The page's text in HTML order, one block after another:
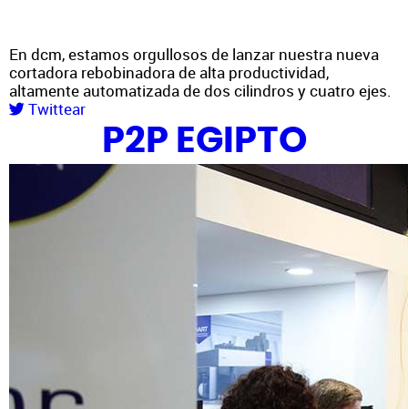
En dcm, estamos orgullosos de lanzar nuestra nueva
cortadora rebobinadora de alta productividad,
altamente automatizada de dos cilindros y cuatro ejes.
Twittear
P2P EGIPTO